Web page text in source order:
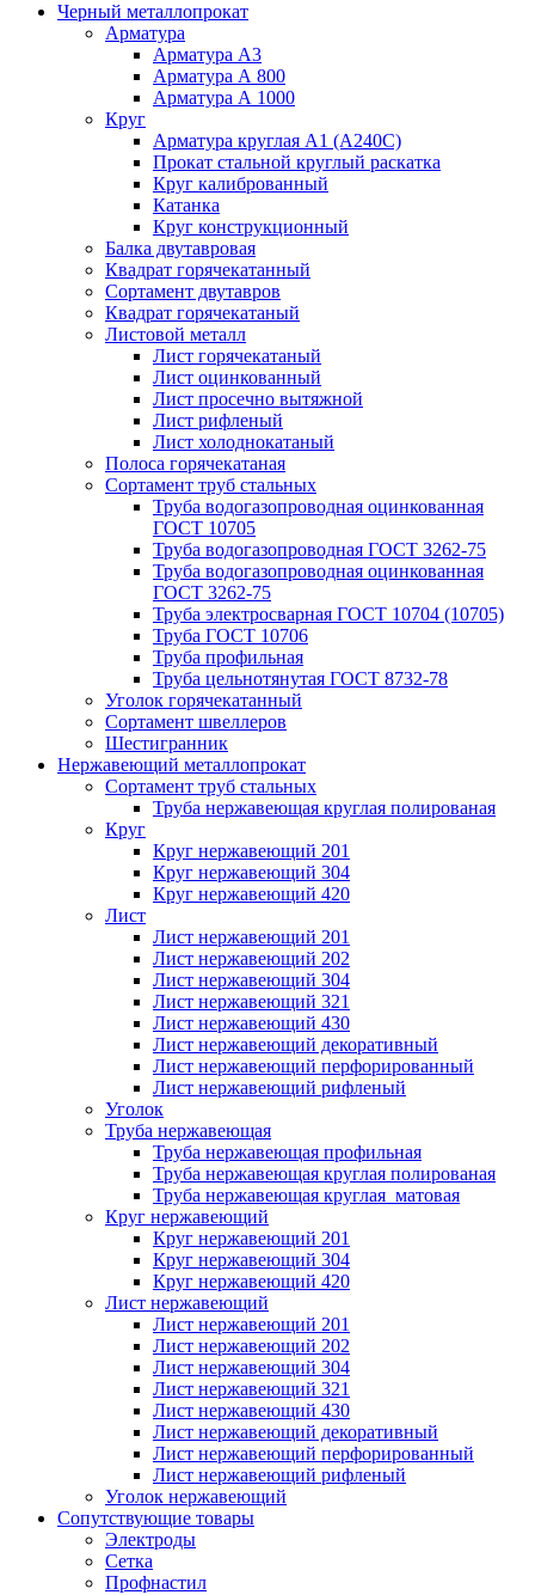
Черный металлопрокат
Арматура
Арматура А3
Арматура А 800
Арматура А 1000
Круг
Арматура круглая А1 (А240C)
Прокат стальной круглый раскатка
Круг калиброванный
Катанка
Круг конструкционный
Балка двутавровая
Квадрат горячекатанный
Сортамент двутавров
Квадрат горячекатаный
Листовой металл
Лист горячекатаный
Лист оцинкованный
Лист просечно вытяжной
Лист рифленый
Лист холоднокатаный
Полоса горячекатаная
Сортамент труб стальных
Труба водогазопроводная оцинкованная
ГОСТ 10705
Труба водогазопроводная ГОСТ 3262-75
Труба водогазопроводная оцинкованная
ГОСТ 3262-75
Труба электросварная ГОСТ 10704 (10705)
Труба ГОСТ 10706
Труба профильная
Труба цельнотянутая ГОСТ 8732-78
Уголок горячекатанный
Сортамент швеллеров
Шестигранник
Нержавеющий металлопрокат
Сортамент труб стальных
Труба нержавеющая круглая полированая
Круг
Круг нержавеющий 201
Круг нержавеющий 304
Круг нержавеющий 420
Лист
Лист нержавеющий 201
Лист нержавеющий 202
Лист нержавеющий 304
Лист нержавеющий 321
Лист нержавеющий 430
Лист нержавеющий декоративный
Лист нержавеющий перфорированный
Лист нержавеющий рифленый
Уголок
Труба нержавеющая
Труба нержавеющая профильная
Труба нержавеющая круглая полированая
Труба нержавеющая круглая матовая
Круг нержавеющий
Круг нержавеющий 201
Круг нержавеющий 304
Круг нержавеющий 420
Лист нержавеющий
Лист нержавеющий 201
Лист нержавеющий 202
Лист нержавеющий 304
Лист нержавеющий 321
Лист нержавеющий 430
Лист нержавеющий декоративный
Лист нержавеющий перфорированный
Лист нержавеющий рифленый
Уголок нержавеющий
Cопутствующие товары
Электроды
Сетка
Профнастил